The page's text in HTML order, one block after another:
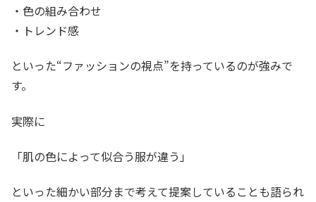
・色の組み合わせ
・トレンド感
といった“ファッションの視点”を持っているのが強みで
す。
実際に
「肌の色によって似合う服が違う」
といった細かい部分まで考えて提案していることも語られ